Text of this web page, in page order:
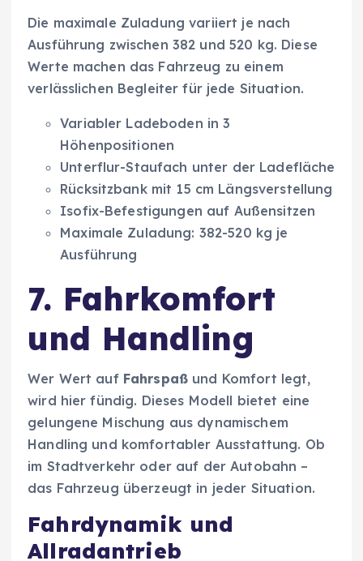
Die maximale Zuladung variiert je nach
Ausführung zwischen 382 und 520 kg. Diese
Werte machen das Fahrzeug zu einem
verlässlichen Begleiter für jede Situation.
Variabler Ladeboden in 3
Höhenpositionen
Unterflur-Staufach unter der Ladefläche
Rücksitzbank mit 15 cm Längsverstellung
Isofix-Befestigungen auf Außensitzen
Maximale Zuladung: 382-520 kg je
Ausführung
7. Fahrkomfort
und Handling
Wer Wert auf Fahrspaß und Komfort legt,
wird hier fündig. Dieses Modell bietet eine
gelungene Mischung aus dynamischem
Handling und komfortabler Ausstattung. Ob
im Stadtverkehr oder auf der Autobahn –
das Fahrzeug überzeugt in jeder Situation.
Fahrdynamik und
Allradantrieb